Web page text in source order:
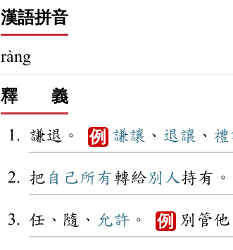
漢語拼音
ràng
釋 義
謙退。 例 謙讓 、 退讓 、 禮
把 自己所有轉給別人持有。
任、隨、 允許 。 例 別管他